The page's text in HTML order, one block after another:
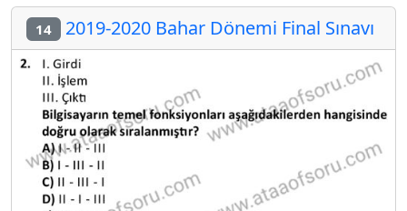
14 2019-2020 Bahar Dönemi Final Sınavı